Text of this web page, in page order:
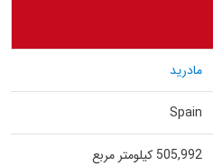
مادرید
Spain
505,992 کیلومتر مربع